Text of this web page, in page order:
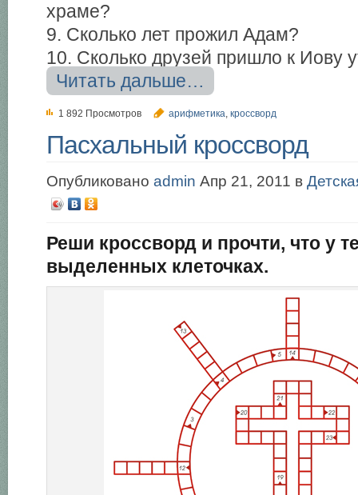
храме?
9. Сколько лет прожил Адам?
10. Сколько друзей пришло к Иову
Читать дальше…
1 892 Просмотров арифметика, кроссворд
Пасхальный кроссворд
Опубликовано admin Апр 21, 2011 в
Реши кроссворд и прочти, что у
выделенных клеточках.